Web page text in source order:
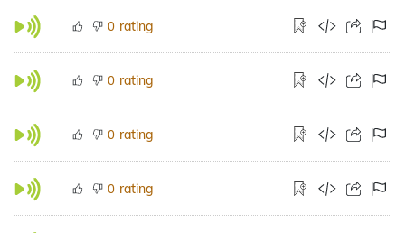
0 rating
0 rating
0 rating
0 rating